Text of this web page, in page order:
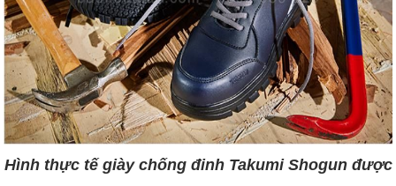
Hình thực tế giày chống đinh Takumi Shogun được